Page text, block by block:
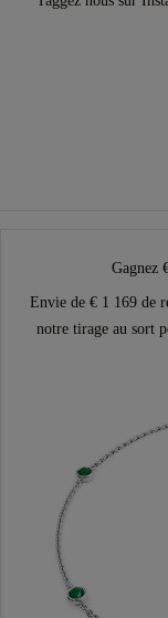
Gagnez
Envie de € 1 169 de
notre tirage au sort